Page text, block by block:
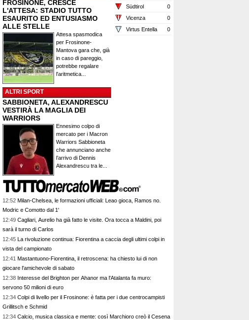
FROSINONE, CRESCE
L'ATTESA: STADIO TUTTO
ESAURITO ED ENTUSIASMO
ALLE STELLE
Attesa spasmodica
per Frosinone-
Mantova gara che, già
in caso di pareggio,
potrebbe regalare
l'aritmetica...
ALTRI SPORT
SABBIONETA, ALEXANDRESCU
VESTIRÀ LA MAGLIA DEI
WARRIORS
Ennesimo colpo di
mercato per i Macron
Warriors Sabbioneta
che annunciano anche
l’arrivo di Dennis
Alexandrescu tra le...
Südtirol
0
Vicenza
0
Virtus Entella
0
12:52 Milan-Chelsea, le formazioni ufficiali: Leao gioca, Ramos no.
Modric e Comotto dal 1'
12:49 Cagliari, Aurelio ha già fatto le visite. Ora tocca a Maldini, poi
sarà il turno di Carlos
12:45 La rivoluzione continua: Fiorentina a caccia degli ultimi colpi in
vista del campionato
12:41 Mastantuono-Fiorentina, il retroscena: ha chiesto lui di non
giocare l'amichevole di sabato
12:38 Interesse del Brighton per Ahanor ma l'Atalanta fa muro:
servono 50 milioni di euro
12:34 Colpi di livello per il Frosinone: è fatta per i due centrocampisti
Grillitsch e Schmid
12:34 Calcio, musica classica e mente: così Marchioro creò il Cesena